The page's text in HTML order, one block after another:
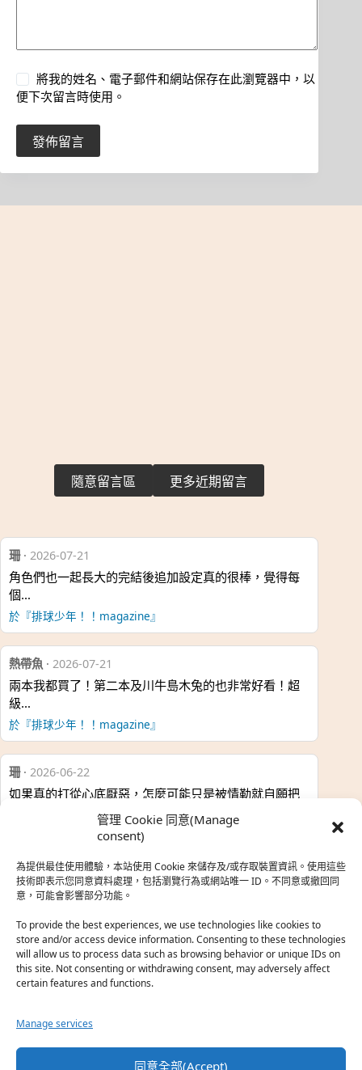
管理 Cookie 同意(Manage
consent)
為提供最佳使用體驗，本站使用 Cookie 來儲存及/或存取裝置資訊。使用這些
技術即表示您同意資料處理，包括瀏覽行為或網站唯一 ID。不同意或撤回同
意，可能會影響部分功能。
To provide the best experiences, we use technologies like cookies to
store and/or access device information. Consenting to these technologies
will allow us to process data such as browsing behavior or unique IDs on
this site. Not consenting or withdrawing consent, may adversely affect
certain features and functions.
Manage services
同意全部(Accept)
將我的姓名、電子郵件和網站保存在此瀏覽器中，以
便下次留言時使用。
發佈留言
隨意留言區 更多近期留言
珊· 2026-07-21
角色們也一起長大的完結後追加設定真的很棒，覺得每
個…
於『排球少年！！magazine』
熱帶魚 · 2026-07-21
兩本我都買了！第二本及川牛島木兔的也非常好看！超
級…
於『排球少年！！magazine』
珊· 2026-06-22
如果真的打從心底厭惡，怎麼可能只是被情勒就自願把
熱帶魚·2026-06-22
之前看到網路上有人說灰二自私情勒大家陪他圓夢，但
真…
於『強風吹拂』
珊·2026-06-18
第…
於『白領羽球部』